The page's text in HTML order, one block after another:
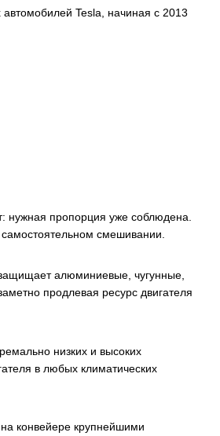
автомобилей Tesla, начиная с 2013
нужная пропорция уже соблюдена.
смешивании.
алюминиевые, чугунные,
продлевая ресурс двигателя
низких и высоких
в любых климатических
конвейере крупнейшими